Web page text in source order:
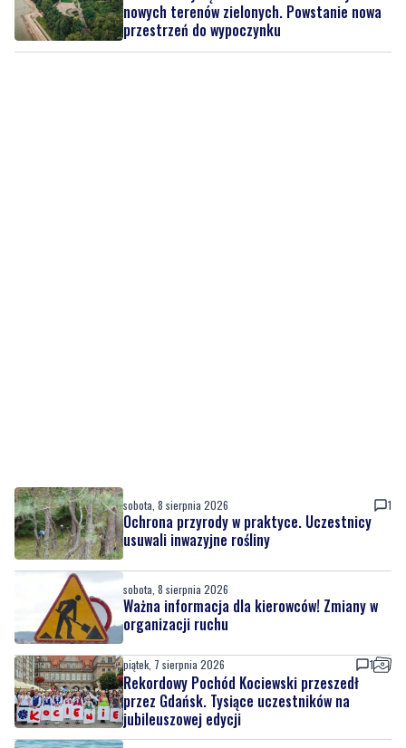
nowych terenów zielonych. Powstanie nowa
przestrzeń do wypoczynku
sobota, 8 sierpnia 2026 1
Ochrona przyrody w praktyce. Uczestnicy
usuwali inwazyjne rośliny
sobota, 8 sierpnia 2026
Ważna informacja dla kierowców! Zmiany w
organizacji ruchu
piątek, 7 sierpnia 2026 1
Rekordowy Pochód Kociewski przeszedł
przez Gdańsk. Tysiące uczestników na
jubileuszowej edycji